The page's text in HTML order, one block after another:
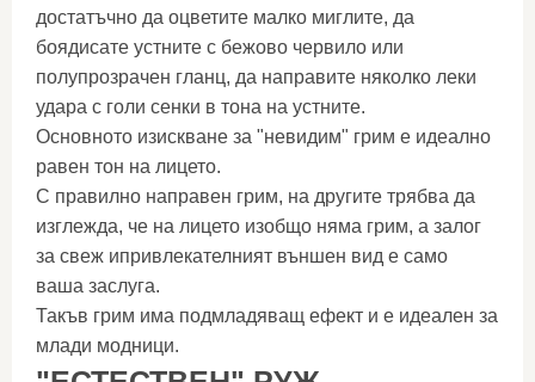
достатъчно да оцветите малко миглите, да
боядисате устните с бежово червило или
полупрозрачен гланц, да направите няколко леки
удара с голи сенки в тона на устните.
Основното изискване за "невидим" грим е идеално
равен тон на лицето.
С правилно направен грим, на другите трябва да
изглежда, че на лицето изобщо няма грим, а залог
за свеж ипривлекателният външен вид е само
ваша заслуга.
Такъв грим има подмладяващ ефект и е идеален за
млади модници.